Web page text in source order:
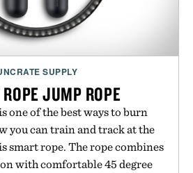
SUPPLY
JUMP ROPE
one of the best ways to burn
you can train and track at the
smart rope. The rope combines
with comfortable 45 degree